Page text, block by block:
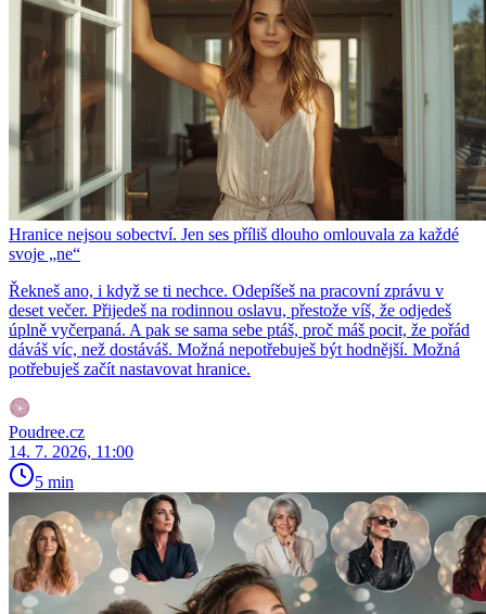
Hranice nejsou sobectví. Jen ses příliš dlouho omlouvala za každé
svoje „ne“
Řekneš ano, i když se ti nechce. Odepíšeš na pracovní zprávu v
deset večer. Přijedeš na rodinnou oslavu, přestože víš, že odjedeš
úplně vyčerpaná. A pak se sama sebe ptáš, proč máš pocit, že pořád
dáváš víc, než dostáváš. Možná nepotřebuješ být hodnější. Možná
potřebuješ začít nastavovat hranice.
Poudree.cz
14. 7. 2026, 11:00
5 min